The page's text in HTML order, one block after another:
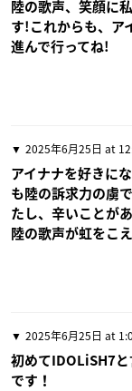
陸の歌声、笑顔に
す!これからも、ア
進んで行ってね!
2025年6月25日 at
アイナナを好きに
も陸の訴求力の虜
たし、辛いことが
陸の歌声が虹をこ
2025年6月25日 at
初めてIDOLiSH7と
です！